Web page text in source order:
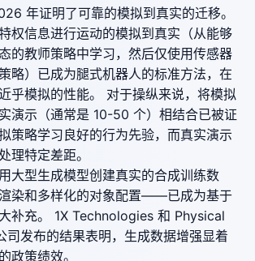
年证明了可靠的模拟到真实的迁移。
权信息进行运动的模拟到真实（从能够
的教师策略中学习，然后仅使用传感器
略）已成为腿式机器人的标准方法，在
乎模拟的性能。 对于操纵来说，将模拟
演示（通常是 10-50 个）相结合已被证
策略学习良好的行为先验，而真实演示
理特定差距。
型生成模型创建真实的合成训练数
染和多样化的对象配置——已成为基于
补充。 1X Technologies 和 Physical
发布的结果表明，生成数据增强显着
政策绩效。